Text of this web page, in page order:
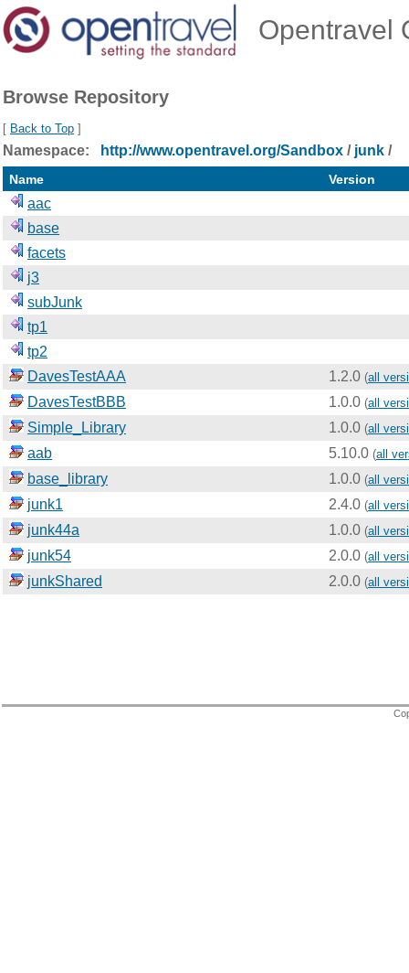
Opentravel
Browse Repository
[ Back to Top ]
Namespace: http://www.opentravel.org/Sandbox / junk /
Name Version
aac
base
facets
j3
subJunk
tp1
tp2
DavesTestAAA
1.2.0 (all
DavesTestBBB 1.0.0 (all
Simple_Library 1.0.0 (all
aab 5.10.0 (all
base_library 1.0.0 (all
junk1 2.4.0 (all
junk44a 1.0.0 (all
junk54 2.0.0 (all
junkShared 2.0.0 (all